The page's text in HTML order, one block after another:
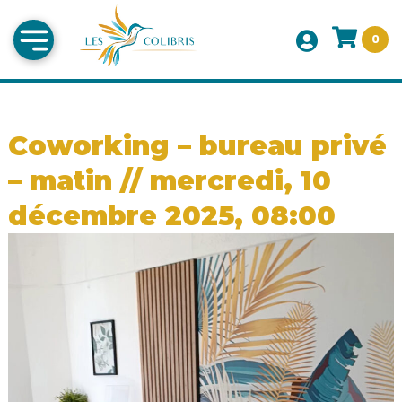
0
Coworking – bureau privé
– matin // mercredi, 10
décembre 2025, 08:00